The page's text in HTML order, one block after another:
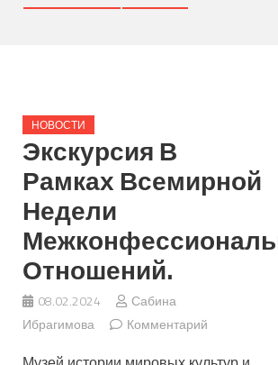
НОВОСТИ
Экскурсия В
Рамках Всемирной
Недели
Отношений.
08.02.2024
Сабина
Ибрагимова
Комментарий